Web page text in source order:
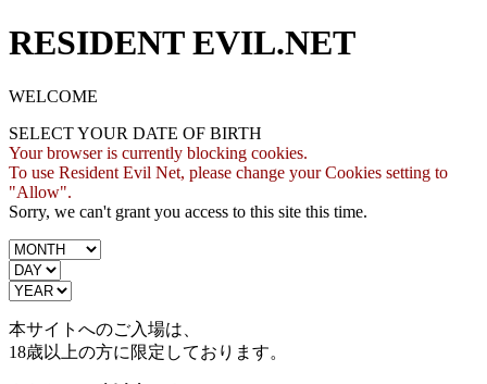
RESIDENT EVIL.NET
WELCOME
SELECT YOUR DATE OF BIRTH
Your browser is currently blocking cookies.
To use Resident Evil Net, please change your Cookies setting to
"Allow".
Sorry, we can't grant you access to this site this time.
本サイトへのご入場は、
18歳以上の方に限定しております。